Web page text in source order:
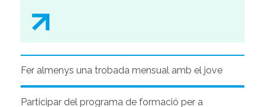
Fer almenys una trobada mensual amb el jove
Participar del programa de formació per a